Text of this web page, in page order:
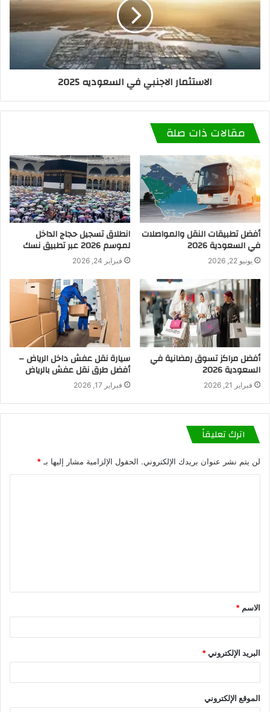
الاستثمار الاجنبي في السعوديه 2025
مقالات ذات صلة
أفضل تطبيقات النقل والمواصلات
في السعودية 2026
يونيو 22, 2026
انطلاق تسجيل حجاج الداخل
لموسم 2026 عبر تطبيق نسك
فبراير 24, 2026
أفضل مراكز تسوق رمضانية في
السعودية 2026
فبراير 21, 2026
سيارة نقل عفش داخل الرياض –
أفضل طرق نقل عفش بالرياض
فبراير 17, 2026
اترك تعليقاً
لن يتم نشر عنوان بريدك الإلكتروني. الحقول الإلزامية مشار إليها بـ *
الاسم *
البريد الإلكتروني*
الموقع الإلكتروني